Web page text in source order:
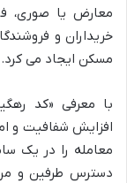
معارض یا صوری،
خریداران و
مسکن ایجاد می کرد.
با معرفی «کد
افزایش شفافیت و
معامله را در یک
دسترس طرفین و